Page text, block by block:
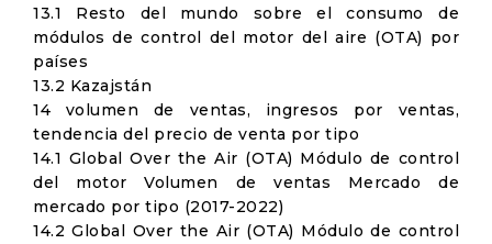
13.1 Resto del mundo sobre el consumo de
módulos de control del motor del aire (OTA) por
países
13.2 Kazajstán
14 volumen de ventas, ingresos por ventas,
tendencia del precio de venta por tipo
14.1 Global Over the Air (OTA) Módulo de control
del motor Volumen de ventas Mercado de
mercado por tipo (2017-2022)
14.2 Global Over the Air (OTA) Módulo de control